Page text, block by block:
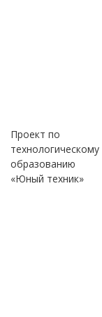
Проект по
технологическому
образованию
«Юный техник»